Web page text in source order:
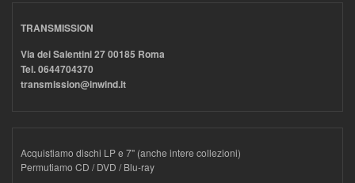
TRANSMISSION
Via dei Salentini 27 00185 Roma
Tel. 0644704370
transmission@inwind.it
Acquistiamo dischi LP e 7" (anche intere collezioni)
Permutiamo CD / DVD / Blu-ray